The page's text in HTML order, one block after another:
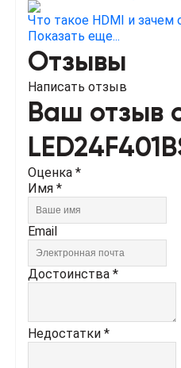
Что такое HDMI и зачем
Показать еще...
Отзывы
Написать отзыв
Ваш отзыв
Оценка *
Имя *
Email
Достоинства *
Недостатки *